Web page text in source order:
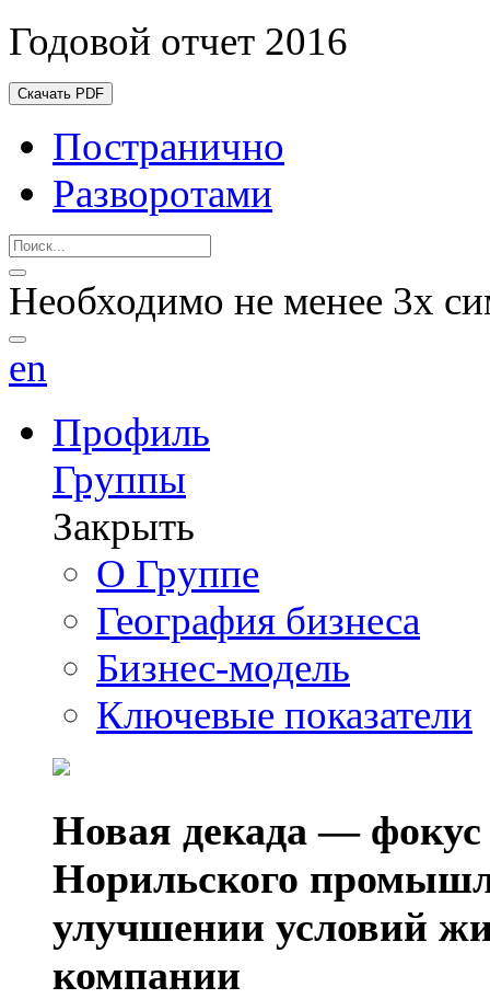
Годовой отчет 2016
Скачать PDF
Постранично
Разворотами
Необходимо не менее 3х
en
Профиль
Группы
Закрыть
О Группе
География бизнеса
Бизнес-модель
Ключевые показатели
Новая декада — фокус
Норильского
улучшении условий
компании